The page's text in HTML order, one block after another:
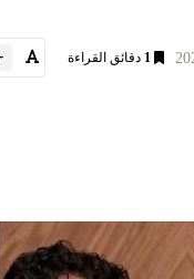
1 دقائق القراءة